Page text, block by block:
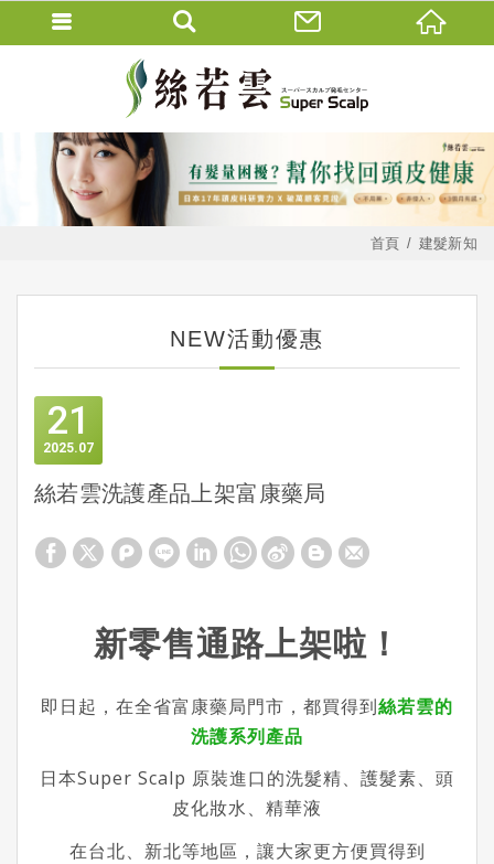
首頁 建髮新知
NEW活動優惠
21
07
2025
絲若雲洗護產品上架富康藥局
新零售通路上架啦！
即日起，在全省富康藥局門市，都買得到絲若雲的
洗護系列產品
日本Super Scalp 原裝進口的洗髮精、護髮素、頭
皮化妝水、精華液
在台北、新北等地區，讓大家更方便買得到